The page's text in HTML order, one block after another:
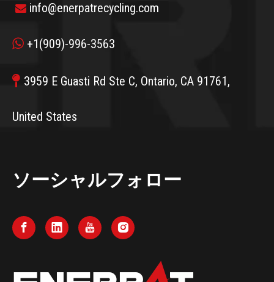
 info@enerpatrecycling.com
 +1(909)-996-3563
 3959 E Guasti Rd Ste C, Ontario, CA 91761,
United States
ソーシャルフォロー